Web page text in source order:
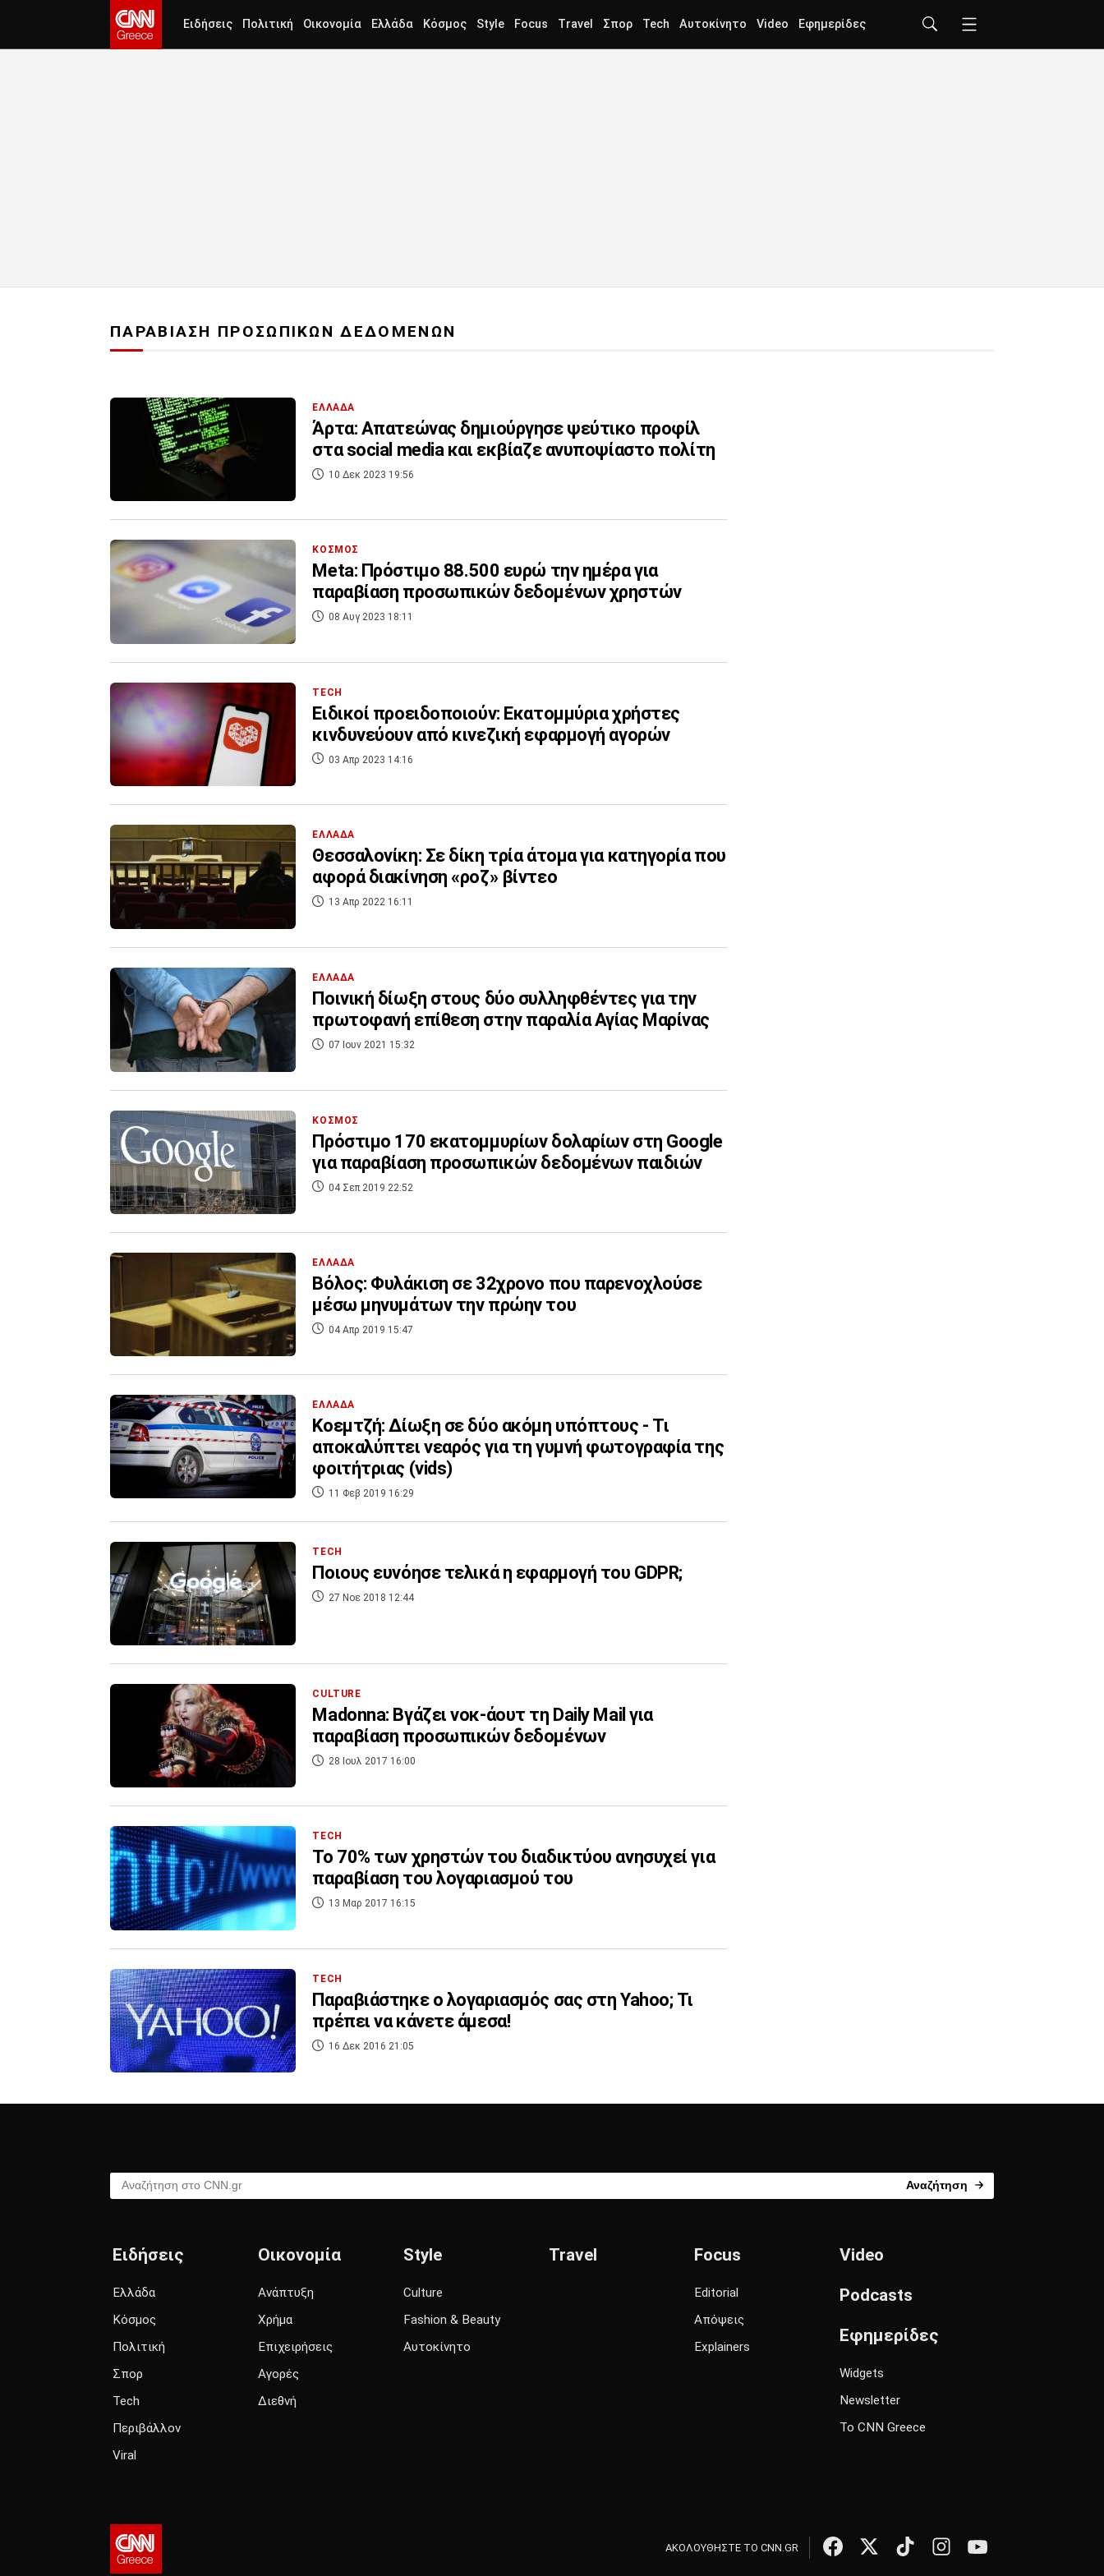
Ειδήσεις Πολιτική Οικονομία Ελλάδα Κόσμος Style Focus Travel Σπορ Tech Αυτοκίνητο Video Εφημερίδες
ΠΑΡΑΒΙΑΣΗ ΠΡΟΣΩΠΙΚΩΝ ΔΕΔΟΜΕΝΩΝ
ΕΛΛΑΔΑ
Άρτα: Απατεώνας δημιούργησε ψεύτικο προφίλ
στα social media και εκβίαζε ανυποψίαστο πολίτη
10 Δεκ 2023 19:56
ΚΟΣΜΟΣ
Meta: Πρόστιμο 88.500 ευρώ την ημέρα για
παραβίαση προσωπικών δεδομένων χρηστών
08 Αυγ 2023 18:11
TECH
Ειδικοί προειδοποιούν: Εκατομμύρια χρήστες
κινδυνεύουν από κινεζική εφαρμογή αγορών
03 Απρ 2023 14:16
ΕΛΛΑΔΑ
Θεσσαλονίκη: Σε δίκη τρία άτομα για κατηγορία που
αφορά διακίνηση «ροζ» βίντεο
13 Απρ 2022 16:11
ΕΛΛΑΔΑ
Ποινική δίωξη στους δύο συλληφθέντες για την
πρωτοφανή επίθεση στην παραλία Αγίας Μαρίνας
07 Ιουν 2021 15:32
ΚΟΣΜΟΣ
Πρόστιμο 170 εκατομμυρίων δολαρίων στη Google
για παραβίαση προσωπικών δεδομένων παιδιών
04 Σεπ 2019 22:52
ΕΛΛΑΔΑ
Βόλος: Φυλάκιση σε 32χρονο που παρενοχλούσε
μέσω μηνυμάτων την πρώην του
04 Απρ 2019 15:47
ΕΛΛΑΔΑ
Κοεμτζή: Δίωξη σε δύο ακόμη υπόπτους - Τι
αποκαλύπτει νεαρός για τη γυμνή φωτογραφία της
φοιτήτριας (vids)
11 Φεβ 2019 16:29
TECH
Ποιους ευνόησε τελικά η εφαρμογή του GDPR;
27 Νοε 2018 12:44
CULTURE
Μadonna: Bγάζει νοκ-άουτ τη Daily Mail για
παραβίαση προσωπικών δεδομένων
28 Ιουλ 2017 16:00
TECH
Το 70% των χρηστών του διαδικτύου ανησυχεί για
παραβίαση του λογαριασμού του
13 Μαρ 2017 16:15
TECH
Παραβιάστηκε ο λογαριασμός σας στη Yahoo; Τι
πρέπει να κάνετε άμεσα!
16 Δεκ 2016 21:05
Αναζήτηση στο CNN.gr Αναζήτηση
Ειδήσεις
Ελλάδα
Κόσμος
Πολιτική
Σπορ
Tech
Περιβάλλον
Viral
Οικονομία
Ανάπτυξη
Χρήμα
Επιχειρήσεις
Αγορές
Διεθνή
Style
Culture
Fashion & Beauty
Αυτοκίνητο
Travel Focus
Editorial
Απόψεις
Explainers
Video
Podcasts
Εφημερίδες
Widgets
Newsletter
Το CNN Greece
ΑΚΟΛΟΥΘΗΣΤΕ ΤΟ CNN.GR